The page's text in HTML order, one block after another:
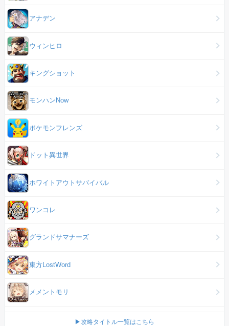
アナデン
ウィンヒロ
キングショット
モンハンNow
ポケモンフレンズ
ドット異世界
ホワイトアウトサバイバル
ワンコレ
グランドサマナーズ
東方LostWord
メメントモリ
▶攻略タイトル一覧はこちら